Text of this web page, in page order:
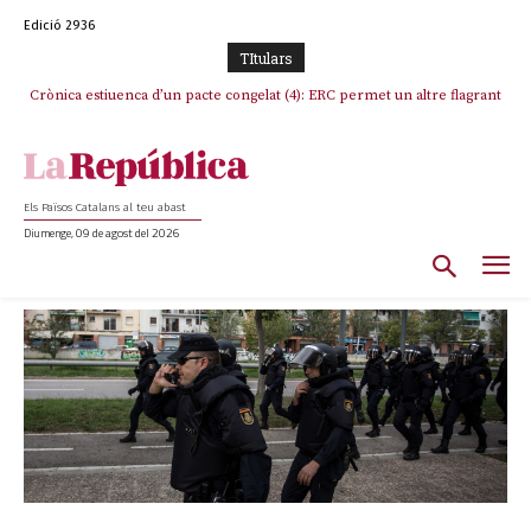
Edició 2936
TItulars
Crònica estiuenca d’un pacte congelat (4): ERC permet un altre flagrant
Els Països Catalans al teu abast
Diumenge, 09 de agost del 2026